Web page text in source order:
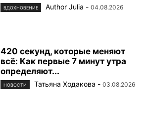
ВДОХНОВЕНИЕ Author Julia - 04.08.2026
420 секунд, которые меняют
всё: Как первые 7 минут утра
определяют...
НОВОСТИ Татьяна Ходакова - 03.08.2026